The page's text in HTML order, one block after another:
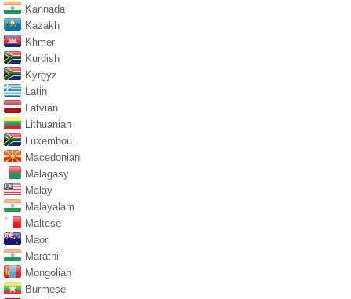
Kannada
Kazakh
Khmer
Kurdish
Kyrgyz
Latin
Latvian
Lithuanian
Luxembou..
Macedonian
Malagasy
Malay
Malayalam
Maltese
Maori
Marathi
Mongolian
Burmese